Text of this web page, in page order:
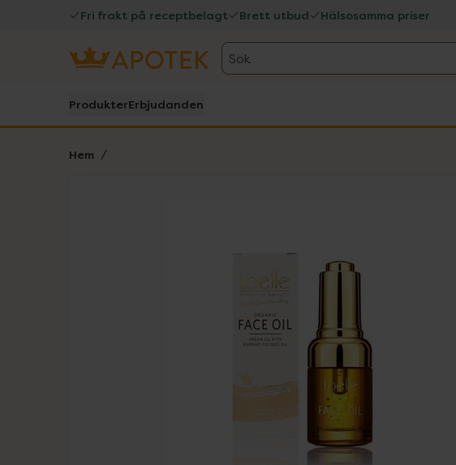
Fri frakt på receptbelagt Brett utbud Hälsosamma priser
Sök
ProdukterErbjudanden
Hem